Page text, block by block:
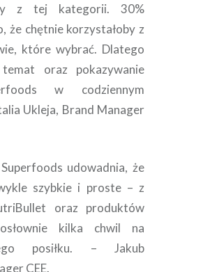
z tej kategorii. 30%
że chętnie korzystałoby z
które wybrać. Dlatego
oraz pokazywanie
w codziennym
Ukleja, Brand Manager
udowadnia, że
szybkie i proste – z
oraz produktów
kilka chwil na
posiłku. – Jakub
CEE.